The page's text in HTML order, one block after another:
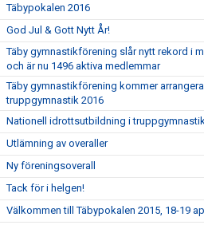
Täbypokalen 2016
God Jul & Gott Nytt År!
Täby gymnastikförening slår nytt rekord i
och är nu 1496 aktiva medlemmar
Täby gymnastikförening kommer
truppgymnastik 2016
Nationell idrottsutbildning i
Utlämning av overaller
Ny föreningsoverall
Tack för i helgen!
Välkommen till Täbypokalen 2015, 18-19